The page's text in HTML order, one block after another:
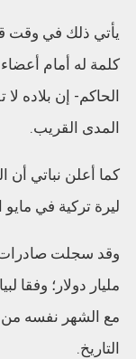
يأتي ذلك في وقت
كلمة له أمام
الحاكم- إن بلاده
المدى القريب.
ليرة تركية في
مع الشهر نفسه
التاريخ.